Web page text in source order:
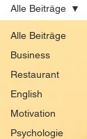
Alle Beiträge
Business
Restaurant
English
Motivation
Psychologie
Alle Beiträge